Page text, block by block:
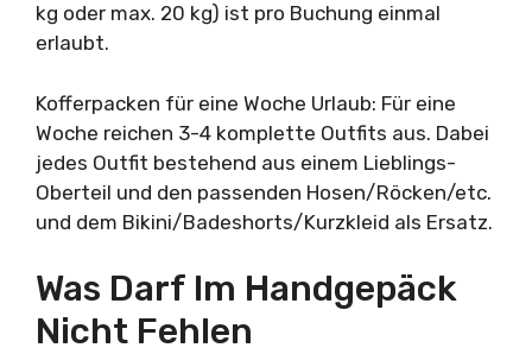
kg oder max. 20 kg) ist pro Buchung einmal
erlaubt.
Kofferpacken für eine Woche Urlaub: Für eine
Woche reichen 3-4 komplette Outfits aus. Dabei
jedes Outfit bestehend aus einem Lieblings-
Oberteil und den passenden Hosen/Röcken/etc.
und dem Bikini/Badeshorts/Kurzkleid als Ersatz.
Was Darf Im Handgepäck
Nicht Fehlen